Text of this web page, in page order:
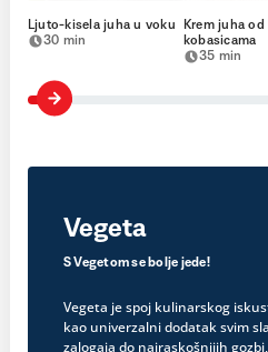
Ljuto-kisela juha u voku
30 min
Krem juha od
kobasicama
35 min
Vegeta
S Vegetom se bolje jede!
Vegeta je spoj kulinarskog
kao univerzalni dodatak svim
zalogaja do najraskošnijih